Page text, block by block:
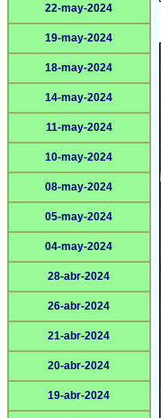
22-may-2024
19-may-2024
18-may-2024
14-may-2024
11-may-2024
10-may-2024
08-may-2024
05-may-2024
04-may-2024
28-abr-2024
26-abr-2024
21-abr-2024
20-abr-2024
19-abr-2024